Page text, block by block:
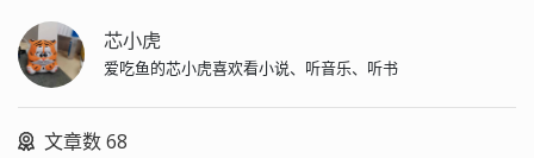
芯小虎
爱吃鱼的芯小虎喜欢看小说、听音乐、听书
文章数 68